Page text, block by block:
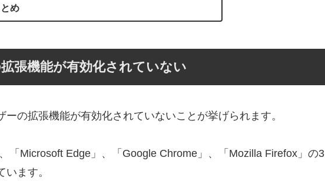
め
張機能が有効化されていない
の拡張機能が有効化されていないことが挙げられます。
「Microsoft Edge」、「Google Chrome」、「Mozilla Firefox」の3
ます。